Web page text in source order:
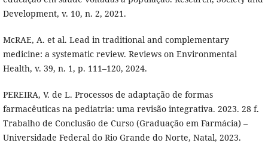
Development, v. 10, n. 2, 2021.
McRAE, A. et al. Lead in traditional and complementary
medicine: a systematic review. Reviews on Environmental
Health, v. 39, n. 1, p. 111–120, 2024.
PEREIRA, V. de L. Processos de adaptação de formas
farmacêuticas na pediatria: uma revisão integrativa. 2023. 28 f.
Trabalho de Conclusão de Curso (Graduação em Farmácia) –
Universidade Federal do Rio Grande do Norte, Natal, 2023.